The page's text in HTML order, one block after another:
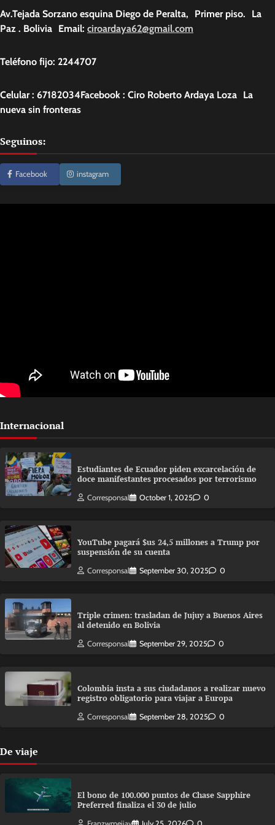
Av.Tejada Sorzano esquina Diego de Peralta, Primer piso. La
Paz . Bolivia Email: ciroardaya62@gmail.com
Teléfono fijo: 2244707
Celular : 67182034Facebook : Ciro Roberto Ardaya Loza La
nueva sin fronteras
Seguinos:
Facebook instagram
Internacional
Estudiantes de Ecuador piden excarcelación de
doce manifestantes procesados por terrorismo
Corresponsal October 1, 2025 0
YouTube pagará $us 24,5 millones a Trump por
suspensión de su cuenta
Corresponsal September 30, 2025 0
Triple crimen: trasladan de Jujuy a Buenos Aires
al detenido en Bolivia
Corresponsal September 29, 2025 0
Colombia insta a sus ciudadanos a realizar nuevo
registro obligatorio para viajar a Europa
Corresponsal September 28, 2025 0
De viaje
El bono de 100.000 puntos de Chase Sapphire
Preferred finaliza el 30 de julio